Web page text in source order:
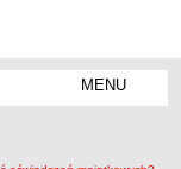
MENU